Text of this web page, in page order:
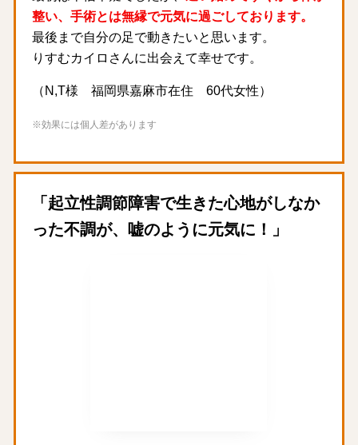
整い、手術とは無縁で元気に過ごしております。
最後まで自分の足で動きたいと思います。
りすむカイロさんに出会えて幸せです。
（N,T様 福岡県嘉麻市在住 60代女性）
※効果には個人差があります
「起立性調節障害で生きた心地がしなか
った不調が、嘘のように元気に！」